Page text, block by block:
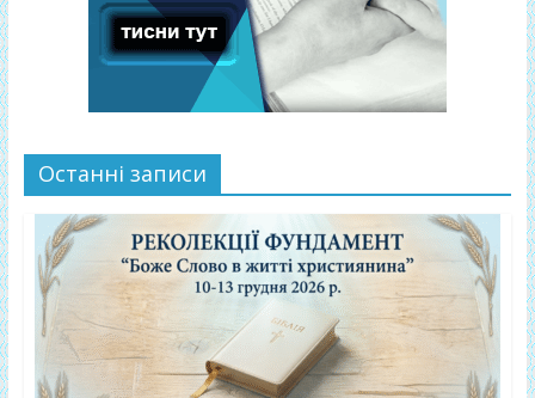
Останні записи